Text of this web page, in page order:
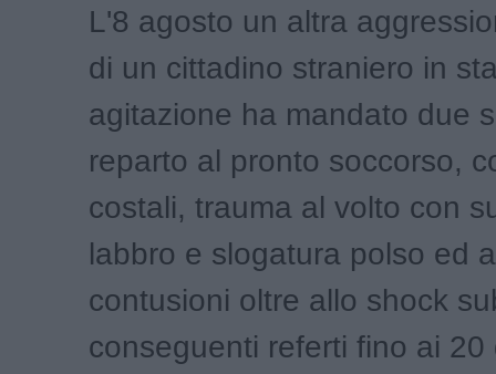
L'8 agosto un altra
di un cittadino straniero in
agitazione ha mandato due
reparto al pronto soccorso,
costali, trauma al volto con
labbro e slogatura polso ed
contusioni oltre allo shock
conseguenti referti fino ai 20